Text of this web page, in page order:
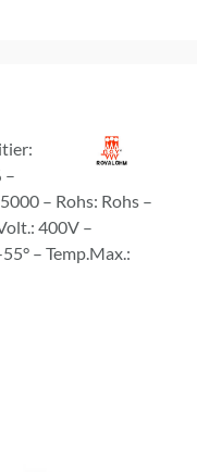
–
– Rohs: Rohs –
400V –
– Temp.Max.: